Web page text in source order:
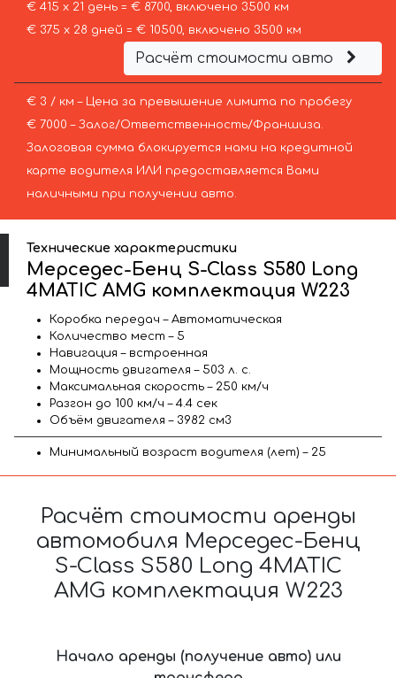
€ 415 х 21 день = € 8700, включено 3500 км
€ 375 х 28 дней = € 10500, включено 3500 км
Расчёт стоимости авто
€ 3 / км – Цена за превышение лимита по пробегу
€ 7000 – Залог/Ответственность/Франшиза.
Залоговая сумма блокируется нами на кредитной
карте водителя ИЛИ предоставляется Вами
наличными при получении авто.
Технические характеристики
Мерседес-Бенц S-Class S580 Long
4MATIC AMG комплектация W223
Коробка передач – Автоматическая
Количество мест – 5
Навигация – встроенная
Мощность двигателя – 503 л. с.
Максимальная скорость – 250 км/ч
Разгон до 100 км/ч – 4.4 сек
Объём двигателя – 3982 см3
Минимальный возраст водителя (лет) – 25
Расчёт стоимости аренды
автомобиля Мерседес-Бенц
S-Class S580 Long 4MATIC
AMG комплектация W223
Начало аренды (получение авто) или